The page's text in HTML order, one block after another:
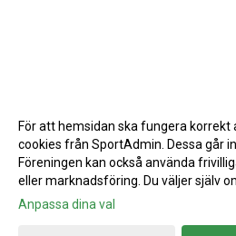
Gå till Webbversion
För att hemsidan ska fungera korrekt
cookies från SportAdmin. Dessa går
Föreningen kan också använda
eller marknadsföring. Du väljer själv
Anpassa dina val